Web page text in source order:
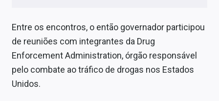
Entre os encontros, o então governador participou
de reuniões com integrantes da Drug
Enforcement Administration, órgão responsável
pelo combate ao tráfico de drogas nos Estados
Unidos.